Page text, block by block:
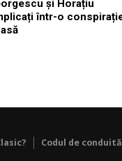
și Horațiu
într-o
Codul de conduită